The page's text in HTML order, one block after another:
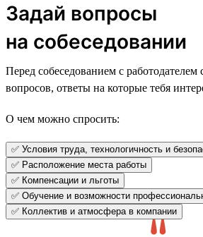
Задай вопросы
на собеседовании
Перед собеседованием с работодателем
вопросов, ответы на которые тебя
О чем можно спросить:
✅ Условия труда, технологичность и
✅ Расположение места работы
✅ Компенсации и льготы
✅ Обучение и возможности
✅ Коллектив и атмосфера в компании